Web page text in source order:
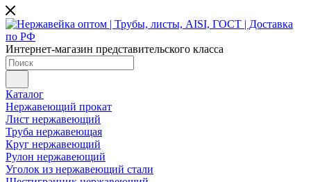
Интернет-магазин представительского класса
Каталог
Нержавеющий прокат
Лист нержавеющий
Труба нержавеющая
Круг нержавеющий
Рулон нержавеющий
Уголок из нержавеющий стали